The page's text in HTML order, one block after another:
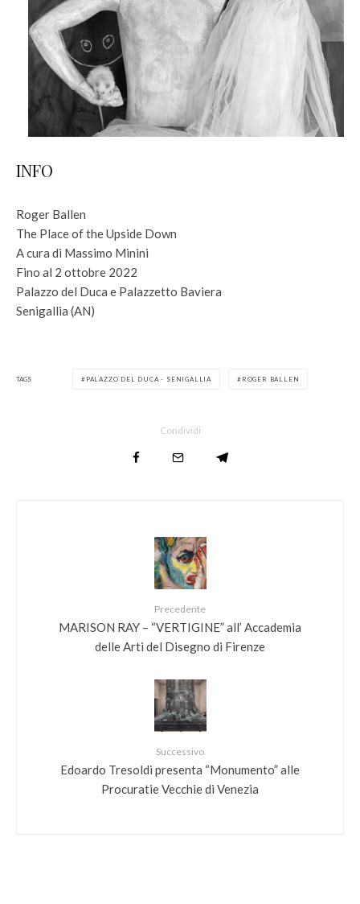
INFO
Roger Ballen
The Place of the Upside Down
A cura di Massimo Minini
Fino al 2 ottobre 2022
Palazzo del Duca e Palazzetto Baviera
Senigallia (AN)
TAGS PALAZZO DEL DUCA - SENIGALLIA ROGER BALLEN
Condividi
Precedente
MARISON RAY – “VERTIGINE” all’ Accademia
delle Arti del Disegno di Firenze
Successivo
Edoardo Tresoldi presenta “Monumento” alle
Procuratie Vecchie di Venezia